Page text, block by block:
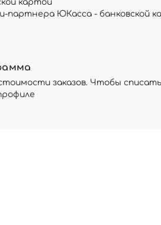
картой
партнера ЮКасса - банковской
заказов. Чтобы